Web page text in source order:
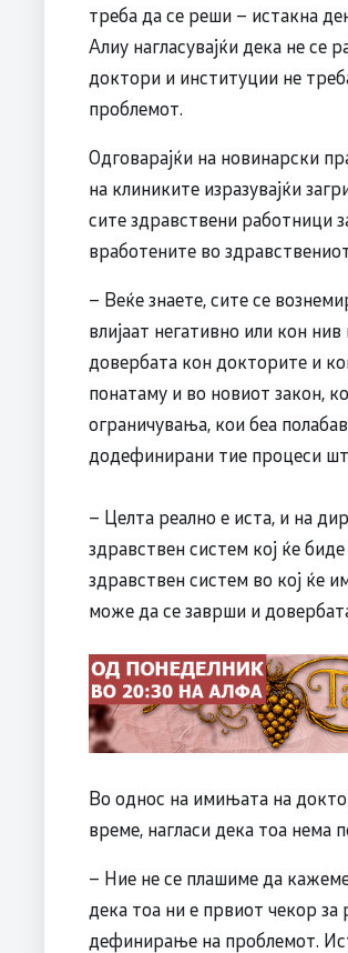
треба да се реши – истакна
Алиу нагласувајќи дека не се
доктори и институции не
проблемот.
Одговарајќи на новинарски
на клиниките изразувајќи
сите здравствени работници
вработените во
– Веќе знаете, сите се
влијаат негативно или кон
довербата кон докторите и
понатаму и во новиот закон,
ограничувања, кои беа
додефинирани тие процеси
– Целта реално е иста, и на
здравствен систем кој ќе
здравствен систем во кој ќе
може да се заврши и
Во однос на имињата на
време, нагласи дека тоа нема
– Ние не се плашиме да
дека тоа ни е првиот чекор
дефинирање на проблемот.